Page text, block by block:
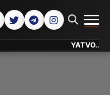
YATVO... Tu